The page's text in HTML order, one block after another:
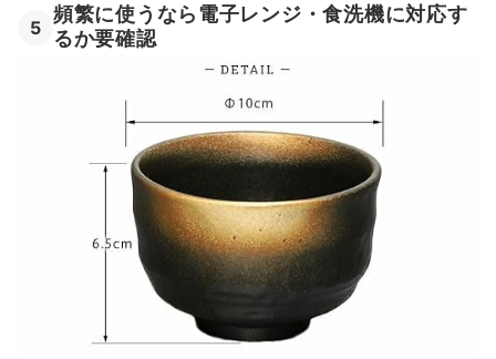
5
頻繁に使うなら電子レンジ・食洗機に対応す
るか要確認